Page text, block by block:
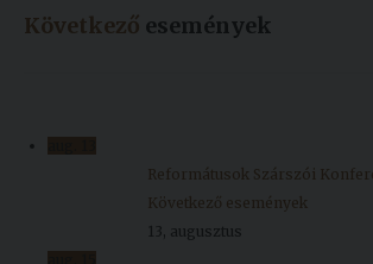
Következő események
Reformátusok Szárszói
Következő események
13, augusztus